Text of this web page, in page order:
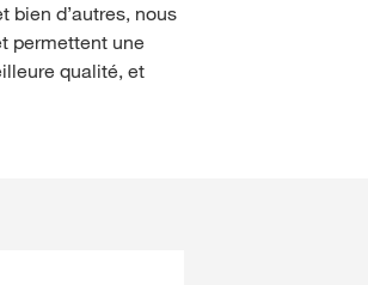
bien d’autres, nous
permettent une
qualité, et